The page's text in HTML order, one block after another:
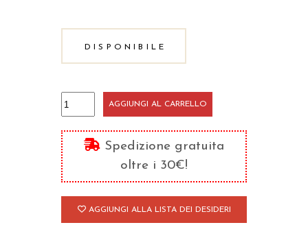
DISPONIBILE
Le
parole
sono
importanti
quantità
AGGIUNGI AL CARRELLO
Spedizione gratuita
oltre i 30€!
AGGIUNGI ALLA LISTA DEI DESIDERI